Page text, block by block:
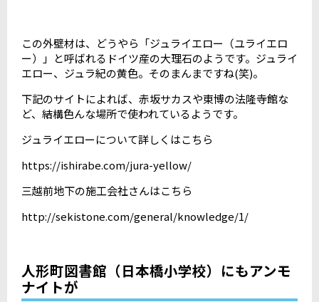
この外壁材は、どうやら「ジュライエロー（ユライエロ
ー）」と呼ばれるドイツ産の大理石のようです。ジュライ
エロー、ジュラ紀の黄色。そのまんまですね(笑)。
下記のサイトによれば、赤坂サカスや東博の法隆寺館な
ど、結構色んな場所で使われているようです。
ジュライエローについて詳しくはこちら
https://ishirabe.com/jura-yellow/
三越前地下の施工会社さんはこちら
http://sekistone.com/general/knowledge/1/
人形町図書館（日本橋小学校）にもアンモ
ナイトが